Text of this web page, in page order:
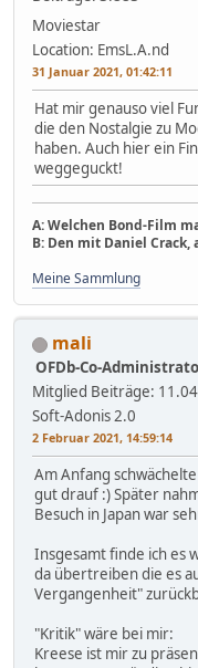
Moviestar
Location: EmsL.A.nd
31 Januar 2021, 01:42:11
Hat mir genauso viel
die den Nostalgie zu
haben. Auch hier ein
weggeguckt!
A: Welchen Bond-Film
B: Den mit Daniel
Meine Sammlung
mali
OFDb-Co-
Mitglied Beiträge:
Soft-Adonis 2.0
2 Februar 2021, 14:59:14
Am Anfang
gut drauf :) Später
Besuch in Japan war
Insgesamt finde ich es
da übertreiben die es
Vergangenheit"
"Kritik" wäre bei mir:
Kreese ist mir zu